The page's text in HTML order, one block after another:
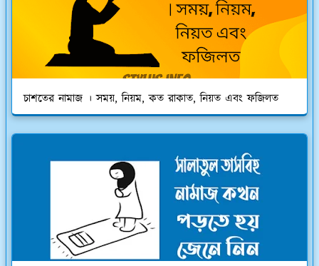
চাশতের নামাজ । সময়, নিয়ম, কত রাকাত, নিয়ত এবং ফজিলত